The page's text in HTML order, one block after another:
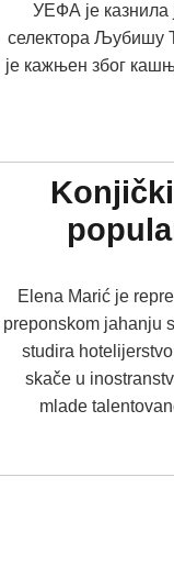
УЕФА је казнила
селектора Љубишу
је кажњен због
Elena Marić je
preponskom jahanju
studira
skače u
mlade